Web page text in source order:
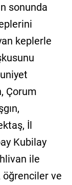
sonunda
keplerle
Çorum
İl
Kubilay
ile
öğrenciler ve